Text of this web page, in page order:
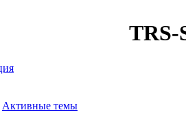
TRS-
Активные темы